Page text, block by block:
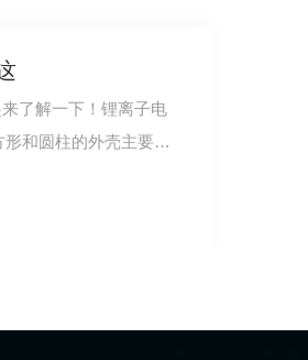
了解一下！锂离子电
和圆柱的外壳主要采